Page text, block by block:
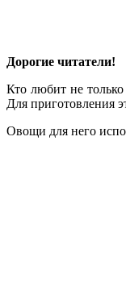
Дорогие читатели!
Кто любит не только
Для приготовления
Овощи для него